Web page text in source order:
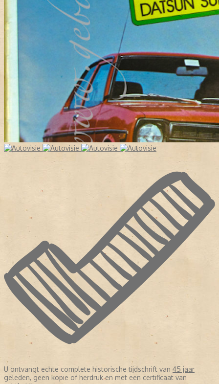
U ontvangt echte complete historische tijdschrift van 45 jaar
geleden, geen kopie of herdruk en met een certificaat van